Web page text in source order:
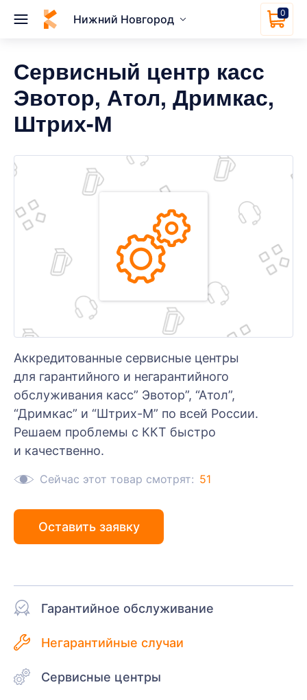
Нижний Новгород 0
Сервисный центр касс
Эвотор, Атол, Дримкас,
Штрих-М
Аккредитованные сервисные центры
для гарантийного и негарантийного
обслуживания касс” Эвотор”, “Атол”,
“Дримкас” и “Штрих-М” по всей России.
Решаем проблемы с ККТ быстро
и качественно.
Сейчас этот товар смотрят: 51
Оставить заявку
Гарантийное обслуживание
Негарантийные случаи
Сервисные центры